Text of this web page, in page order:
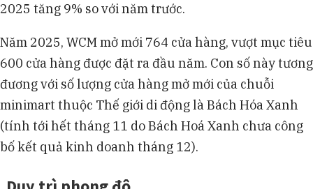
2025 tăng 9% so với năm trước.
Năm 2025, WCM mở mới 764 cửa hàng, vượt mục tiêu
600 cửa hàng được đặt ra đầu năm. Con số này tương
đương với số lượng cửa hàng mở mới của chuỗi
minimart thuộc Thế giới di động là Bách Hóa Xanh
(tính tới hết tháng 11 do Bách Hoá Xanh chưa công
bố kết quả kinh doanh tháng 12).